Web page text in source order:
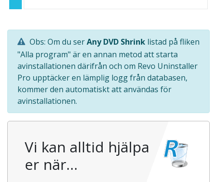
Obs: Om du serAny DVD Shrink listad på fliken
"Alla program" är en annan metod att starta
avinstallationen därifrån och om Revo Uninstaller
Pro upptäcker en lämplig logg från databasen,
kommer den automatiskt att användas för
avinstallationen.
Vi kan alltid hjälpa
er när…